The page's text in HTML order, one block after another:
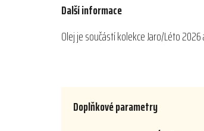
Další informace
Olej je součástí kolekce Jaro/Léto
Doplňkové parametry